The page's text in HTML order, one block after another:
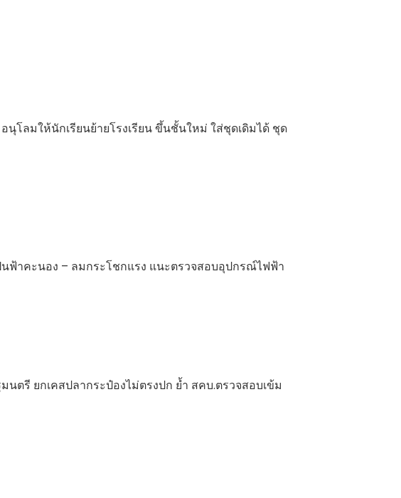
โลมให้นักเรียนย้ายโรงเรียน ขึ้นชั้นใหม่ ใส่ชุดเดิมได้ ชุด
ฟ้าคะนอง – ลมกระโชกแรง แนะตรวจสอบอุปกรณ์ไฟฟ้า
ตรี ยกเคสปลากระป๋องไม่ตรงปก ย้ำ สคบ.ตรวจสอบเข้ม